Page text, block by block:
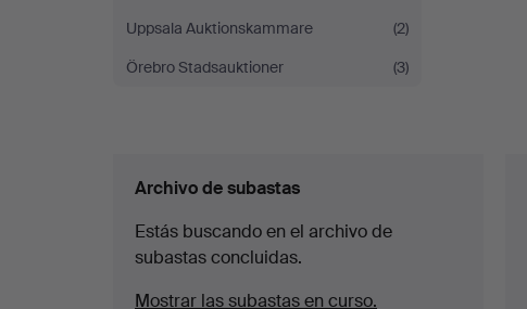
Uppsala Auktionskammare
(2)
Örebro Stadsauktioner
(3)
Archivo de subastas
Estás buscando en el archivo de
subastas concluidas.
Mostrar las subastas en curso.